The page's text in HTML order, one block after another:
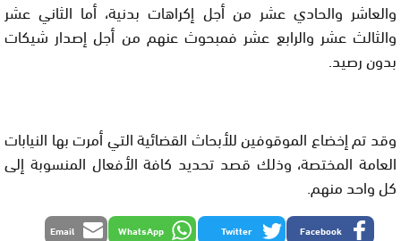
والعاشر والحادي عشر من أجل إكراهات بدنية، أما الثاني عشر
والثالث عشر والرابع عشر فمبحوث عنهم من أجل إصدار شيكات
بدون رصيد.
وقد تم إخضاع الموقوفين للأبحاث القضائية التي أمرت بها النيابات
العامة المختصة، وذلك قصد تحديد كافة الأفعال المنسوبة إلى
كل واحد منهم.
Facebook
Twitter
WhatsApp
Email